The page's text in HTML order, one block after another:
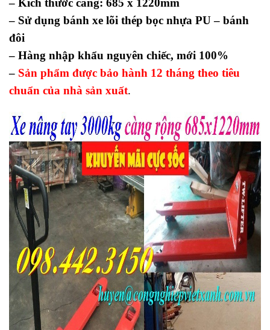
– Kích thước càng: 685 x 1220mm
– Sử dụng bánh xe lõi thép bọc nhựa PU – bánh
đôi
– Hàng nhập khẩu nguyên chiếc, mới 100%
– Sản phẩm được bảo hành 12 tháng theo tiêu
chuẩn của nhà sản xuất.